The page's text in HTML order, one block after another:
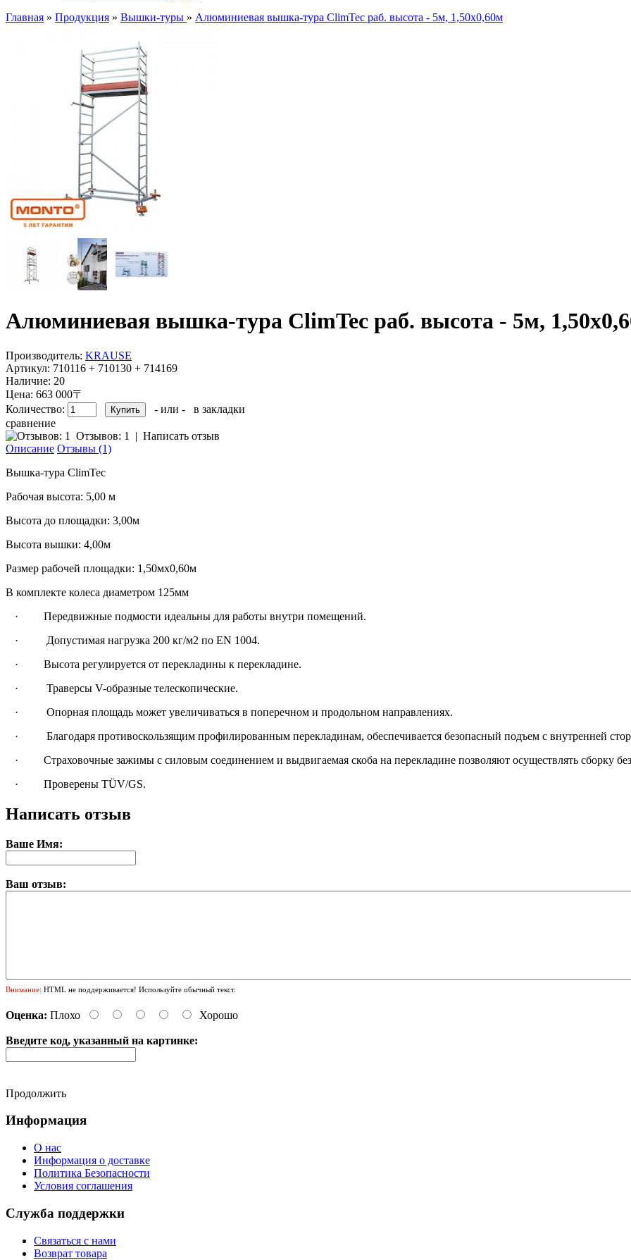
Главная » Продукция » Вышки-туры » Алюминиевая вышка-тура ClimTec раб. высота - 5м, 1,50х0,60м
Алюминиевая вышка-тура ClimTec раб. высота - 5м,
Производитель: KRAUSE
Артикул: 710116 + 710130 + 714169
Наличие: 20
Цена: 663 000〒
Количество:
- или -
в закладки
сравнение
Отзывов: 1
| Написать отзыв
Описание Отзывы (1)
Вышка-тура ClimTec
Рабочая высота: 5,00 м
Высота до площадки: 3,00м
Высота вышки: 4,00м
Размер рабочей площадки: 1,50мх0,60м
В комплекте колеса диаметром 125мм
· Передвижные подмости идеальны для работы внутри помещений.
· Допустимая нагрузка 200 кг/м2 по EN 1004.
· Высота регулируется от перекладины к перекладине.
· Траверсы V-образные телескопические.
· Опорная площадь может увеличиваться в поперечном и продольном направлениях.
· Благодаря противоскользящим профилированным перекладинам, обеспечивается безопасный подъем с внутренней
· Страховочные зажимы с силовым соединением и выдвигаемая скоба на перекладине позволяют осуществлять сборку
· Проверены TÜV/GS.
Написать отзыв
Ваше Имя:
Ваш отзыв:
Внимание: HTML не поддерживается! Используйте обычный текст.
Оценка: Плохо Хорошо
Введите код, указанный на картинке:
Продолжить
Информация
О нас
Информация о доставке
Политика Безопасности
Условия соглашения
Служба поддержки
Связаться с нами
Возврат товара